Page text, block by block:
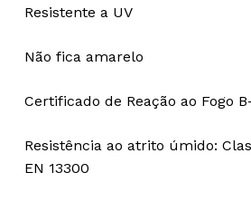
Resistente a UV
Não fica amarelo
Certificado de Reação ao Fogo
Resistência ao atrito úmido:
EN 13300